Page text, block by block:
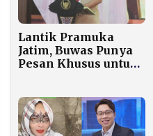
Lantik Pramuka
Jatim, Buwas Punya
Pesan Khusus untuk